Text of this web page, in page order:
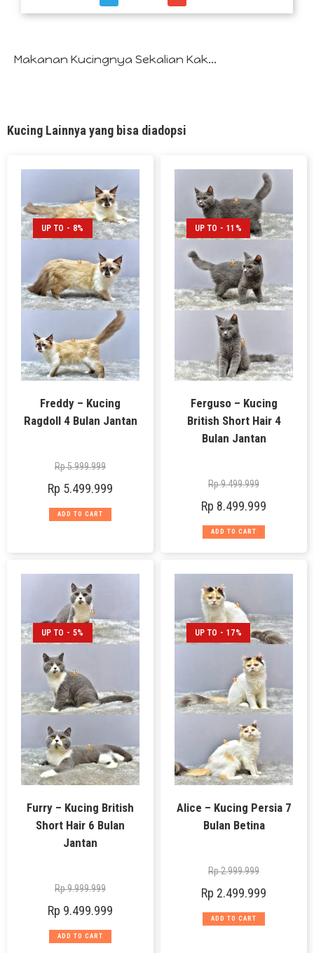
Makanan Kucingnya Sekalian Kak...
Kucing Lainnya yang bisa diadopsi
UP TO - 8%
Freddy – Kucing
Ragdoll 4 Bulan Jantan
Rp5.999.999
Rp 5.499.999
ADD TO CART
UP TO - 11%
Ferguso – Kucing
British Short Hair 4
Bulan Jantan
Rp9.499.999
Rp 8.499.999
ADD TO CART
UP TO - 5%
Furry – Kucing British
Short Hair 6 Bulan
Jantan
Rp9.999.999
Rp 9.499.999
ADD TO CART
UP TO - 17%
Alice – Kucing Persia 7
Bulan Betina
Rp2.999.999
Rp 2.499.999
ADD TO CART